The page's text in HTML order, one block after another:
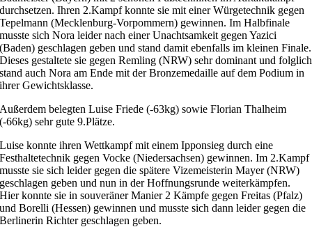
durchsetzen. Ihren 2.Kampf konnte sie mit einer Würgetechnik gegen
Tepelmann (Mecklenburg-Vorpommern) gewinnen. Im Halbfinale
musste sich Nora leider nach einer Unachtsamkeit gegen Yazici
(Baden) geschlagen geben und stand damit ebenfalls im kleinen Finale.
Dieses gestaltete sie gegen Remling (NRW) sehr dominant und folglich
stand auch Nora am Ende mit der Bronzemedaille auf dem Podium in
ihrer Gewichtsklasse.
Außerdem belegten Luise Friede (-63kg) sowie Florian Thalheim
(-66kg) sehr gute 9.Plätze.
Luise konnte ihren Wettkampf mit einem Ipponsieg durch eine
Festhaltetechnik gegen Vocke (Niedersachsen) gewinnen. Im 2.Kampf
musste sie sich leider gegen die spätere Vizemeisterin Mayer (NRW)
geschlagen geben und nun in der Hoffnungsrunde weiterkämpfen.
Hier konnte sie in souveräner Manier 2 Kämpfe gegen Freitas (Pfalz)
und Borelli (Hessen) gewinnen und musste sich dann leider gegen die
Berlinerin Richter geschlagen geben.